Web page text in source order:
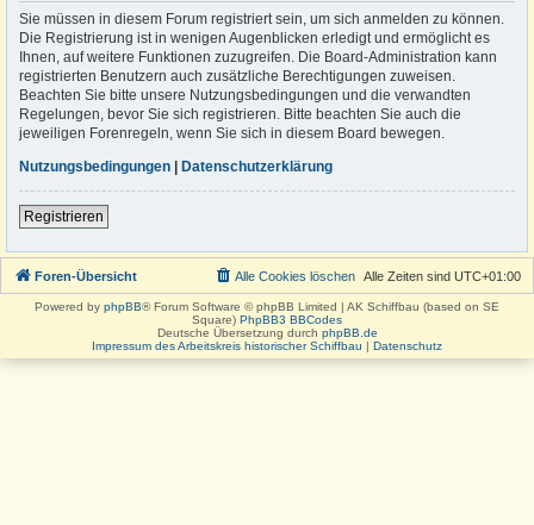
Sie müssen in diesem Forum registriert sein, um sich anmelden zu können.
Die Registrierung ist in wenigen Augenblicken erledigt und ermöglicht es
Ihnen, auf weitere Funktionen zuzugreifen. Die Board-Administration kann
registrierten Benutzern auch zusätzliche Berechtigungen zuweisen.
Beachten Sie bitte unsere Nutzungsbedingungen und die verwandten
Regelungen, bevor Sie sich registrieren. Bitte beachten Sie auch die
jeweiligen Forenregeln, wenn Sie sich in diesem Board bewegen.
Nutzungsbedingungen | Datenschutzerklärung
Registrieren
Foren-Übersicht Alle Zeiten sind UTC+01:00
Alle Cookies löschen
Powered by phpBB® Forum Software © phpBB Limited | AK Schiffbau (based on SE
Square) PhpBB3 BBCodes
Deutsche Übersetzung durch phpBB.de
Impressum des Arbeitskreis historischer Schiffbau | Datenschutz